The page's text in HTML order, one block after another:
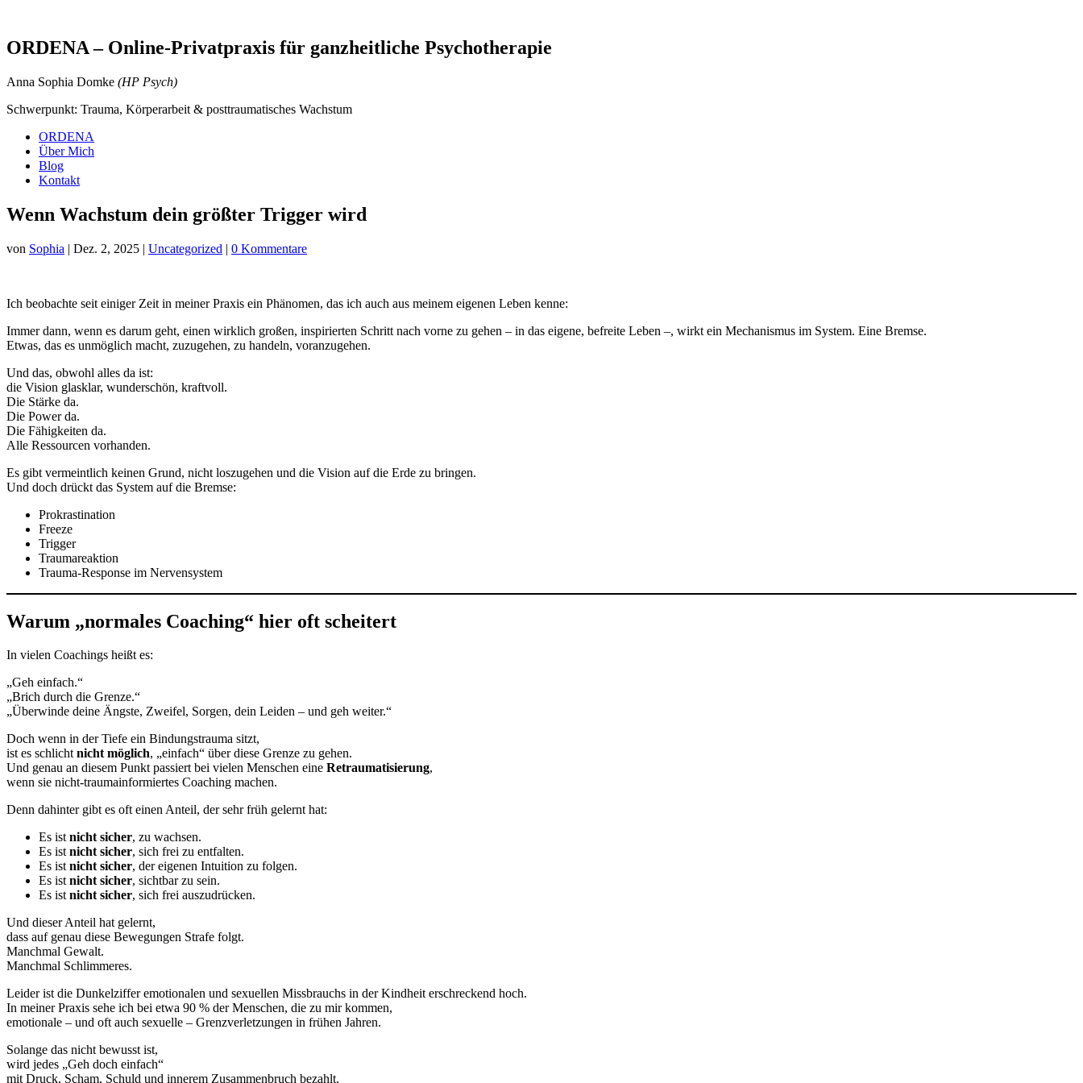
ORDENA – Online-Privatpraxis für ganzheitliche Psychotherapie
Anna Sophia Domke (HP Psych)
Schwerpunkt: Trauma, Körperarbeit & posttraumatisches Wachstum
ORDENA
Über Mich
Blog
Kontakt
Wenn Wachstum dein größter Trigger wird
von Sophia | Dez. 2, 2025 | Uncategorized | 0 Kommentare
Ich beobachte seit einiger Zeit in meiner Praxis ein Phänomen, das ich auch aus meinem eigenen Leben kenne:
Immer dann, wenn es darum geht, einen wirklich großen, inspirierten Schritt nach vorne zu gehen – in das eigene, befreite Leben –, wirkt ein Mechanismus im System. Eine Bremse.
Etwas, das es unmöglich macht, zuzugehen, zu handeln, voranzugehen.
Und das, obwohl alles da ist:
die Vision glasklar, wunderschön, kraftvoll.
Die Stärke da.
Die Power da.
Die Fähigkeiten da.
Alle Ressourcen vorhanden.
Es gibt vermeintlich keinen Grund, nicht loszugehen und die Vision auf die Erde zu bringen.
Und doch drückt das System auf die Bremse:
Prokrastination
Freeze
Trigger
Traumareaktion
Trauma-Response im Nervensystem
Warum „normales Coaching“ hier oft scheitert
In vielen Coachings heißt es:
„Geh einfach.“
„Brich durch die Grenze.“
„Überwinde deine Ängste, Zweifel, Sorgen, dein Leiden – und geh weiter.“
Doch wenn in der Tiefe ein Bindungstrauma sitzt,
ist es schlichtnicht möglich, „einfach“ über diese Grenze zu gehen.
Und genau an diesem Punkt passiert bei vielen Menschen eine Retraumatisierung,
wenn sie nicht-traumainformiertes Coaching machen.
Denn dahinter gibt es oft einen Anteil, der sehr früh gelernt hat:
Es istnicht sicher, zu wachsen.
Es istnicht sicher, sich frei zu entfalten.
Es istnicht sicher, der eigenen Intuition zu folgen.
Es istnicht sicher, sichtbar zu sein.
Es istnicht sicher, sich frei auszudrücken.
Und dieser Anteil hat gelernt,
dass auf genau diese Bewegungen Strafe folgt.
Manchmal Gewalt.
Manchmal Schlimmeres.
Leider ist die Dunkelziffer emotionalen und sexuellen Missbrauchs in der Kindheit erschreckend hoch.
In meiner Praxis sehe ich bei etwa 90 % der Menschen, die zu mir kommen,
emotionale – und oft auch sexuelle – Grenzverletzungen in frühen Jahren.
Solange das nicht bewusst ist,
wird jedes „Geh doch einfach“
mit Druck, Scham, Schuld und innerem Zusammenbruch bezahlt.